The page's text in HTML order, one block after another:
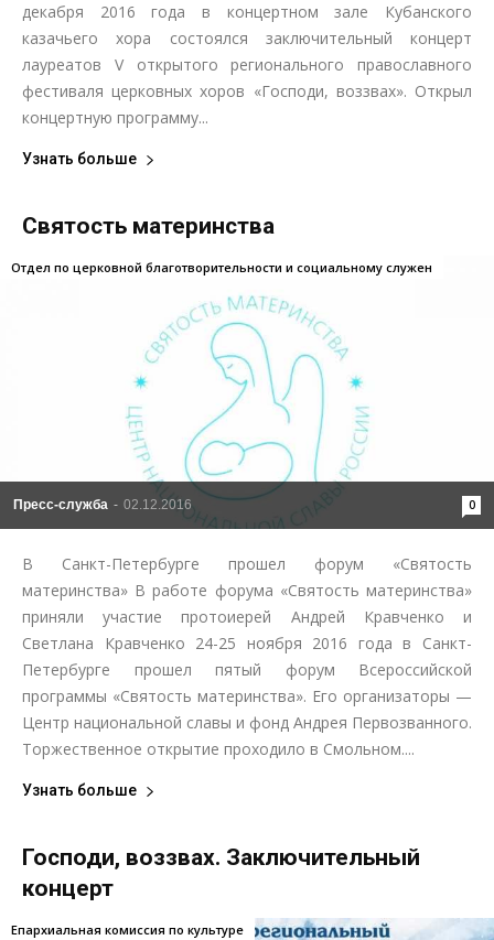
декабря 2016 года в концертном зале Кубанского
казачьего хора состоялся заключительный концерт
лауреатов V открытого регионального православного
фестиваля церковных хоров «Господи, воззвах». Открыл
концертную программу...
Узнать больше
Святость материнства
Пресс-служба - 02.12.2016 0
Отдел по церковной благотворительности и социальному служен
В Санкт-Петербурге прошел форум «Святость
материнства» В работе форума «Святость материнства»
приняли участие протоиерей Андрей Кравченко и
Светлана Кравченко 24-25 ноября 2016 года в Санкт-
Петербурге прошел пятый форум Всероссийской
программы «Святость материнства». Его организаторы —
Центр национальной славы и фонд Андрея Первозванного.
Торжественное открытие проходило в Смольном....
Узнать больше
Господи, воззвах. Заключительный
концерт
Епархиальная комиссия по культуре